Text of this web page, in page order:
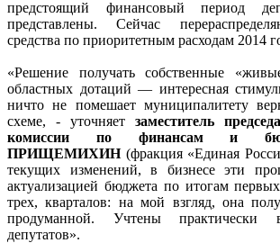
предстоящий финансовый период
представлены. Сейчас
средства по приоритетным расходам 2014
«Решение получать собственные
областных дотаций — интересная
ничто не помешает муниципалитету
схеме, - уточняет заместитель
комиссии по финансам и
ПРИЩЕМИХИН(фракция «Единая
текущих изменений, в бизнесе эти
актуализацией бюджета по итогам
трех, кварталов: на мой взгляд, она
продуманной. Учтены практически
депутатов».